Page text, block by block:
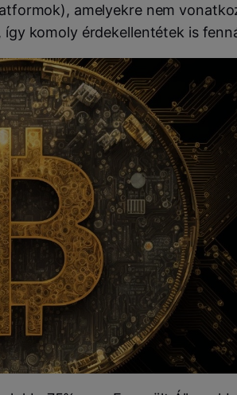
amelyekre nem
komoly érdekellentétek is